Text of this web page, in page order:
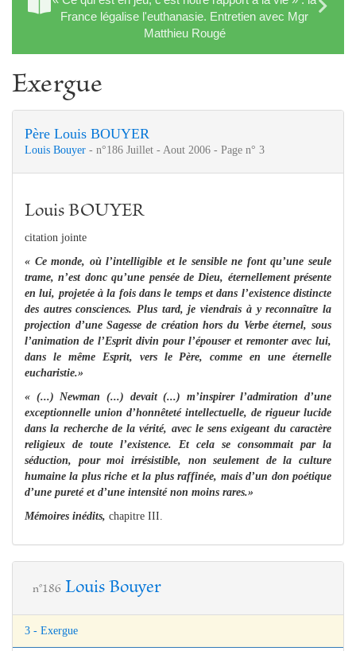
France légalise l'euthanasie. Entretien avec Mgr
Matthieu Rougé
Exergue
Père Louis BOUYER
Louis Bouyer - n°186 Juillet - Aout 2006 - Page n° 3
Louis BOUYER
citation jointe
« Ce monde, où l’intelligible et le sensible ne font qu’une seule
trame, n’est donc qu’une pensée de Dieu, éternellement présente
en lui, projetée à la fois dans le temps et dans l’existence distincte
des autres consciences. Plus tard, je viendrais à y reconnaître la
projection d’une Sagesse de création hors du Verbe éternel, sous
l’animation de l’Esprit divin pour l’épouser et remonter avec lui,
dans le même Esprit, vers le Père, comme en une éternelle
eucharistie.»
« (...) Newman (...) devait (...) m’inspirer l’admiration d’une
exceptionnelle union d’honnêteté intellectuelle, de rigueur lucide
dans la recherche de la vérité, avec le sens exigeant du caractère
religieux de toute l’existence. Et cela se consommait par la
séduction, pour moi irrésistible, non seulement de la culture
humaine la plus riche et la plus raffinée, mais d’un don poétique
d’une pureté et d’une intensité non moins rares.»
Mémoires inédits, chapitre III.
n°186 Louis Bouyer
3 - Exergue